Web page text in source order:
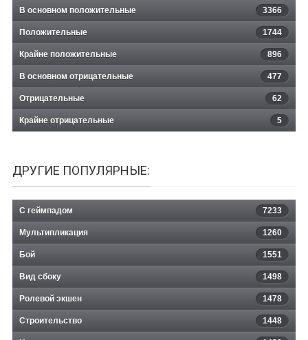
В основном положительные 3366
Положительные 1744
Крайне положительные 896
В основном отрицательные 477
Отрицательные 62
Крайне отрицательные 5
ДРУГИЕ ПОПУЛЯРНЫЕ:
С геймпадом 7233
Мультипликация 1260
Бой 1551
Вид сбоку 1498
Ролевой экшен 1478
Строительство 1448